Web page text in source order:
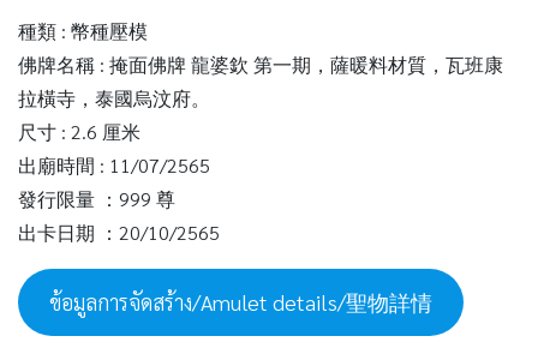
種類 : 幣種壓模
佛牌名稱 : 掩面佛牌 龍婆欽 第一期，薩暖料材質，瓦班康
拉橫寺，泰國烏汶府。
尺寸 : 2.6 厘米
出廟時間 : 11/07/2565
發行限量 ：999 尊
出卡日期 ：20/10/2565
ข้อมูลการจัดสร้าง/Amulet details/聖物詳情